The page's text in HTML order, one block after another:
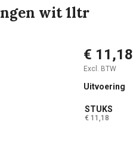
wit 1ltr
€ 11,18
Excl. BTW
Uitvoering
STUKS
€ 11,18